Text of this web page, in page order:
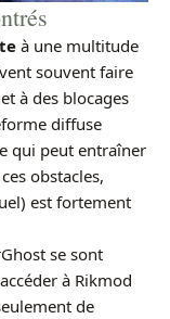
à une multitude
souvent faire
à des blocages
diffuse
qui peut entraîner
obstacles,
est fortement
se sont
à Rikmod
de